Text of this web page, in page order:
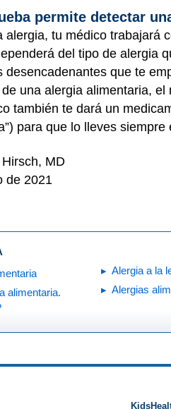
permite detectar
alergia, tu médico trabajará
del tipo de alergia
desencadenantes que te
una alergia alimentaria,
también te dará un
para que lo lleves
MD
de 2021
alimentaria.
Alergia a la
Alergias